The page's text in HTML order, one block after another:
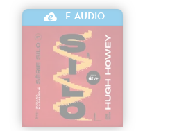
E-AUDIO